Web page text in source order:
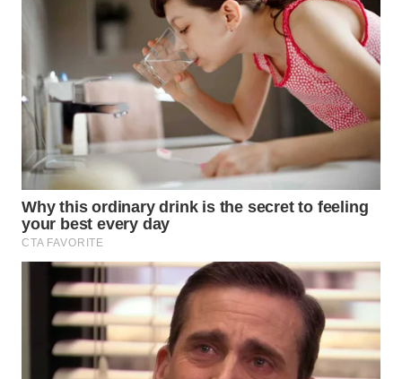
WAHANA
TV
WAHANANEWS
ID
WAHANANEWS
WAHANANEWS
NET
WAHANA